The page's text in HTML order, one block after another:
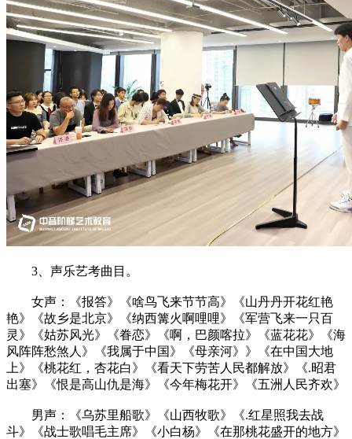
3、声乐艺考曲目。
女声：《报答》《啥鸟飞来节节高》《山丹丹开花红艳
艳》《故乡是北京》《纳西篝火啊哩哩》《军营飞来一只百
灵》《姑苏风光》《眷恋》《啊，巴颜喀拉》《蓝花花》《海
风阵阵愁煞人》《我属于中国》《母亲河》》《在中国大地
上》《桃花红，杏花白》《看天下劳苦人民都解放》《.昭君
出塞》《恨是高山仇是海》《今年梅花开》《五洲人民齐欢》
男声：《乌苏里船歌》《山西牧歌》《.红星照我去战
斗》《战士歌唱毛主席》《小白杨》《在那桃花盛开的地方》